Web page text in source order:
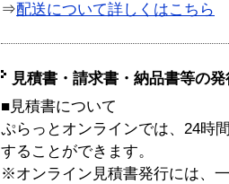
⇒配送について詳しくはこちら
見積書・請求書・納品書等の
■見積書について
ぷらっとオンラインでは、24時
することができます。
※オンライン見積書発行には、